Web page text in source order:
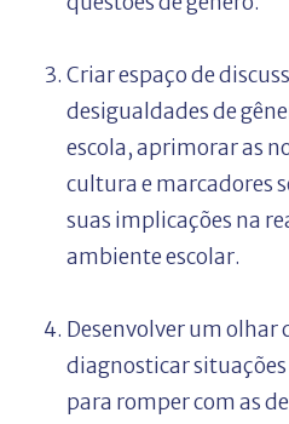
Criar espaço de
desigualdades de
escola, aprimorar as
cultura e marcadores
suas implicações na
ambiente escolar.
Desenvolver um olhar
diagnosticar situações
para romper com as